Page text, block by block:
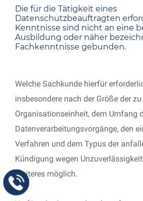
Die für die Tätigkeit eines
Datenschutzbeauftragten
Kenntnisse sind nicht an eine
Ausbildung oder näher
Fachkenntnisse gebunden.
Welche Sachkunde hierfür
insbesondere nach der Größe der
Organisationseinheit, dem Umfang
Datenverarbeitungsvorgänge, den
Verfahren und dem Typus der
Kündigung wegen
Weiteres möglich.